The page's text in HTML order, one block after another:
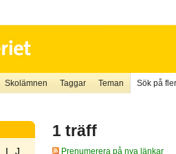
Skolämnen Taggar Teman Sök på
I
J
1 träff
Prenumerera på nya länkar